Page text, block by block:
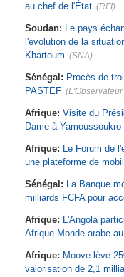
au chef de l'État (RFI)
Soudan: Le pays
l'évolution de la
Khartoum (SNA)
Sénégal: Procès de
PASTEF
Afrique: Visite du
Dame à Yamoussoukro
Afrique: Le Forum de
une plateforme de
Sénégal: La Banque
milliards FCFA pour
Afrique: L'Angola
Afrique-Monde arabe
Afrique: Moove lève
valorisation de 2,1